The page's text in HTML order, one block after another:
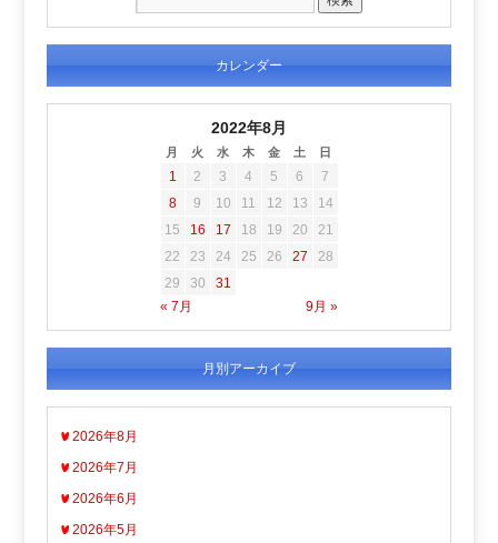
カレンダー
2022年8月
月 火 水 木 金 土 日
« 7月 9月 »
1 2 3 4 5 6
7
8
9 10 11 12 13
14
15
16 17 18 19 20
21
22
23 24 25 26 27
28
29
30 31
月別アーカイブ
2026年8月
2026年7月
2026年6月
2026年5月